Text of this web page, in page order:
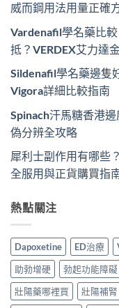
威而鋼用法用量正確
Vardenafil學名藥比
抵？VERDEX艾力達
Sildenafil學名藥邊隻
Vigora詳細比較指南
Spinach汗馬糖香港
偽分辨全攻略
犀利士副作用有哪些
全服用與正貨購買指
熱點關注
Dapoxetine ED治療
助勃增硬
勃起功能障礙
壯陽藥哪裡買
壯陽補腎